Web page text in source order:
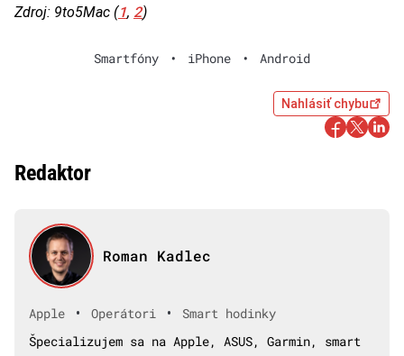
Zdroj: 9to5Mac (1, 2)
Smartfóny • iPhone • Android
Nahlásiť chybu
Redaktor
Roman Kadlec
Apple • Operátori •
Smart hodinky
Špecializujem sa na Apple, ASUS, Garmin, smart